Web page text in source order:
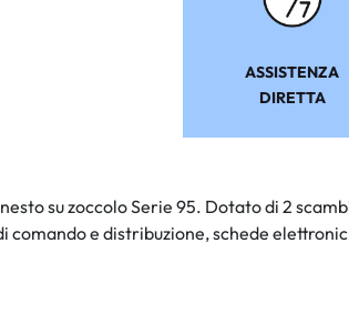
ASSISTENZA
DIRETTA
su zoccolo Serie 95. Dotato di 2
e distribuzione, schede